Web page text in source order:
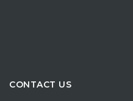
CONTACT US